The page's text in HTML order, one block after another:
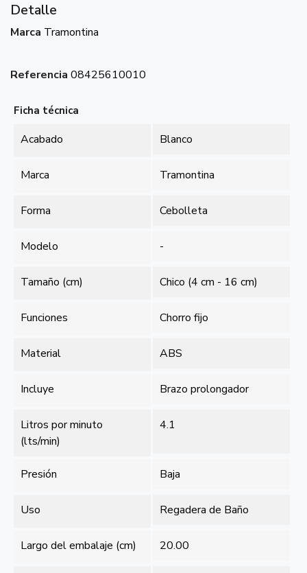
Detalle
Marca Tramontina
Referencia 08425610010
Ficha técnica
Acabado Blanco
Marca Tramontina
Forma Cebolleta
Modelo -
Tamaño (cm) Chico (4 cm - 16 cm)
Funciones Chorro fijo
Material ABS
Incluye Brazo prolongador
Litros por minuto
(lts/min)
4.1
Presión Baja
Uso Regadera de Baño
Largo del embalaje (cm) 20.00